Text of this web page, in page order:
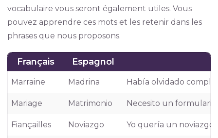
vocabulaire vous seront également utiles. Vous
pouvez apprendre ces mots et les retenir dans les
phrases que nous proposons.
Français Espagnol
Marraine Madrina Había olvidado
Mariage Matrimonio Necesito un
Fiançailles Noviazgo Yo quería un noviazgo